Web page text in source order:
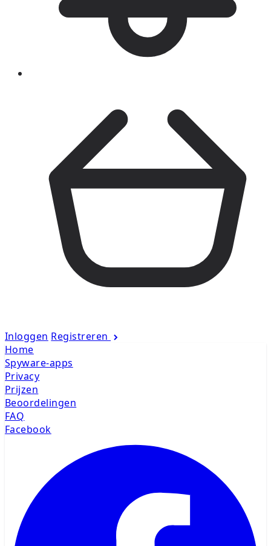
Inloggen Registreren
Home
Spyware-apps
Privacy
Prijzen
Beoordelingen
FAQ
Facebook